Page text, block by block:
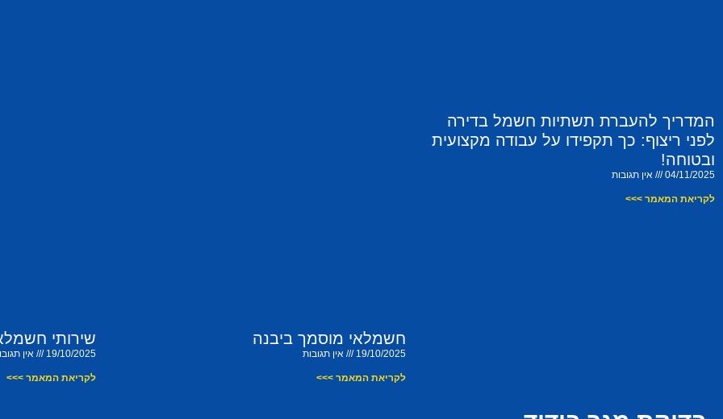
המדריך להעברת תשתיות חשמל בדירה
לפני ריצוף: כך תקפידו על עבודה מקצועית
ובטוחה!
04/11/2025 אין תגובות
לקריאת המאמר >>>
חשמלאי מוסמך ביבנה
19/10/2025 אין תגובות
לקריאת המאמר >>>
שירותי
19/10/2025 אין
לקריאת המאמר >>>